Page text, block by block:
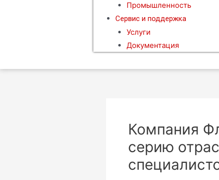
Промышленность
Сервис и поддержка
Услуги
Документация
Компания
серию